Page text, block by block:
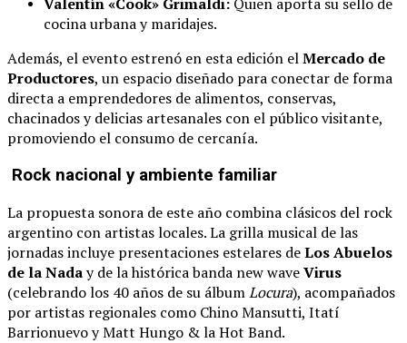
Valentín «Cook» Grimaldi: Quien aporta su sello de
cocina urbana y maridajes.
Además, el evento estrenó en esta edición elMercado de
Productores, un espacio diseñado para conectar de forma
directa a emprendedores de alimentos, conservas,
chacinados y delicias artesanales con el público visitante,
promoviendo el consumo de cercanía.
Rock nacional y ambiente familiar
La propuesta sonora de este año combina clásicos del rock
argentino con artistas locales. La grilla musical de las
jornadas incluye presentaciones estelares deLos Abuelos
de la Naday de la histórica banda new waveVirus
(celebrando los 40 años de su álbumLocura), acompañados
por artistas regionales como Chino Mansutti, Itatí
Barrionuevo y Matt Hungo & la Hot Band.